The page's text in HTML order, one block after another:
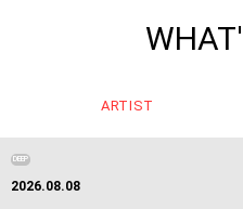
ARTIST
DEEP
2026.08.08